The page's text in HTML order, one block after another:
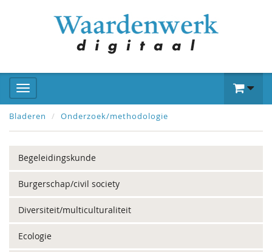
Bladeren Onderzoek/methodologie
Begeleidingskunde
Burgerschap/civil society
Diversiteit/multiculturaliteit
Ecologie